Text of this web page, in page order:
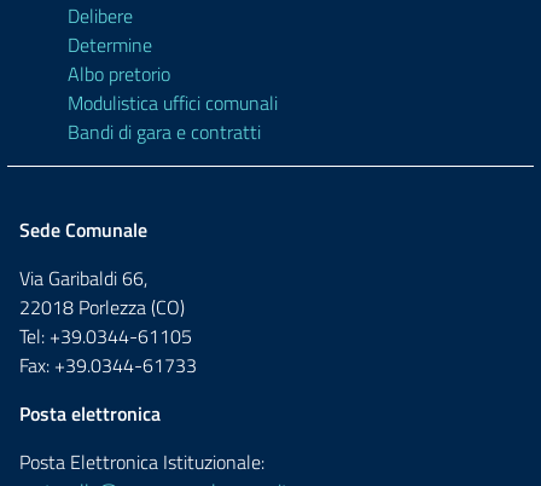
Delibere
Determine
Albo pretorio
Modulistica uffici comunali
Bandi di gara e contratti
Sede Comunale
Via Garibaldi 66,
22018 Porlezza (CO)
Tel: +39.0344-61105
Fax: +39.0344-61733
Posta elettronica
Posta Elettronica Istituzionale: